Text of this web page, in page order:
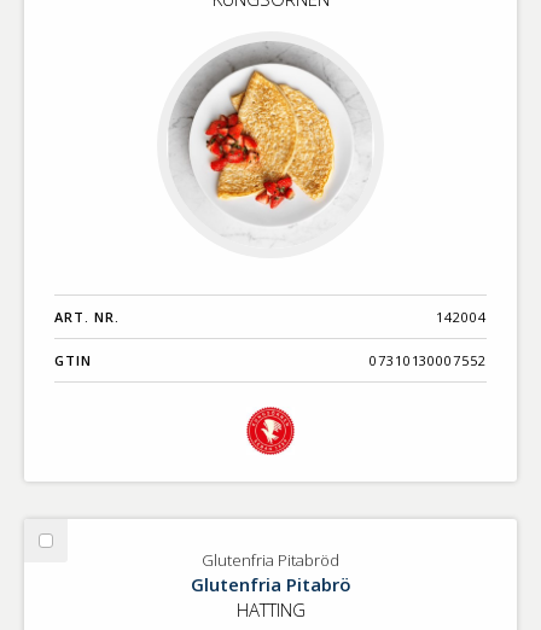
ART. NR. 142004
GTIN 07310130007552
Välj
Glutenfria Pitabröd
Glutenfria Pitabrö
HATTING